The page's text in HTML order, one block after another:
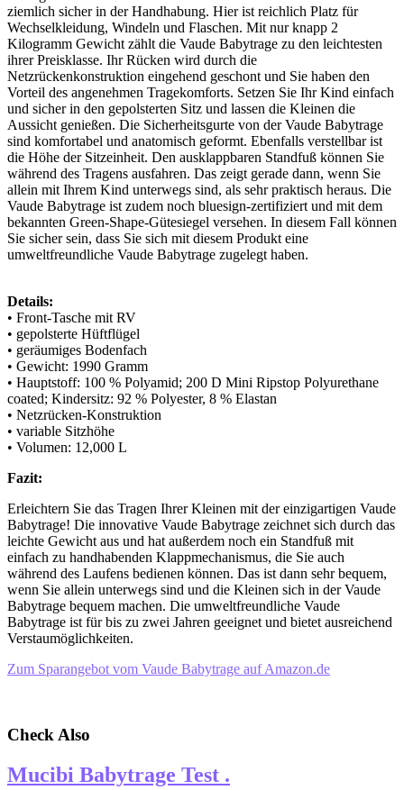
ziemlich sicher in der Handhabung. Hier ist reichlich Platz für
Wechselkleidung, Windeln und Flaschen. Mit nur knapp 2
Kilogramm Gewicht zählt die Vaude Babytrage zu den leichtesten
ihrer Preisklasse. Ihr Rücken wird durch die
Netzrückenkonstruktion eingehend geschont und Sie haben den
Vorteil des angenehmen Tragekomforts. Setzen Sie Ihr Kind einfach
und sicher in den gepolsterten Sitz und lassen die Kleinen die
Aussicht genießen. Die Sicherheitsgurte von der Vaude Babytrage
sind komfortabel und anatomisch geformt. Ebenfalls verstellbar ist
die Höhe der Sitzeinheit. Den ausklappbaren Standfuß können Sie
während des Tragens ausfahren. Das zeigt gerade dann, wenn Sie
allein mit Ihrem Kind unterwegs sind, als sehr praktisch heraus. Die
Vaude Babytrage ist zudem noch bluesign-zertifiziert und mit dem
bekannten Green-Shape-Gütesiegel versehen. In diesem Fall können
Sie sicher sein, dass Sie sich mit diesem Produkt eine
umweltfreundliche Vaude Babytrage zugelegt haben.
Details:
• Front-Tasche mit RV
• gepolsterte Hüftflügel
• geräumiges Bodenfach
• Gewicht: 1990 Gramm
• Hauptstoff: 100 % Polyamid; 200 D Mini Ripstop Polyurethane
coated; Kindersitz: 92 % Polyester, 8 % Elastan
• Netzrücken-Konstruktion
• variable Sitzhöhe
• Volumen: 12,000 L
Fazit:
Erleichtern Sie das Tragen Ihrer Kleinen mit der einzigartigen Vaude
Babytrage! Die innovative Vaude Babytrage zeichnet sich durch das
leichte Gewicht aus und hat außerdem noch ein Standfuß mit
einfach zu handhabenden Klappmechanismus, die Sie auch
während des Laufens bedienen können. Das ist dann sehr bequem,
wenn Sie allein unterwegs sind und die Kleinen sich in der Vaude
Babytrage bequem machen. Die umweltfreundliche Vaude
Babytrage ist für bis zu zwei Jahren geeignet und bietet ausreichend
Verstaumöglichkeiten.
Zum Sparangebot vom Vaude Babytrage auf Amazon.de
Check Also
Mucibi Babytrage Test .